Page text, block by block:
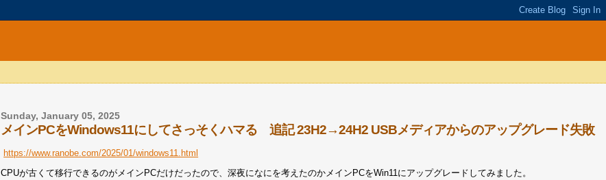
Sunday, January 05, 2025
メインPCをWindows11にしてさっそくハマる 追記 23H2→24H2 USBメディアからのアップグレード失敗
https://www.ranobe.com/2025/01/windows11.html
CPUが古くて移行できるのがメインPCだけだったので、深夜になにを考えたのかメインPCをWin11にアップグレードしてみました。